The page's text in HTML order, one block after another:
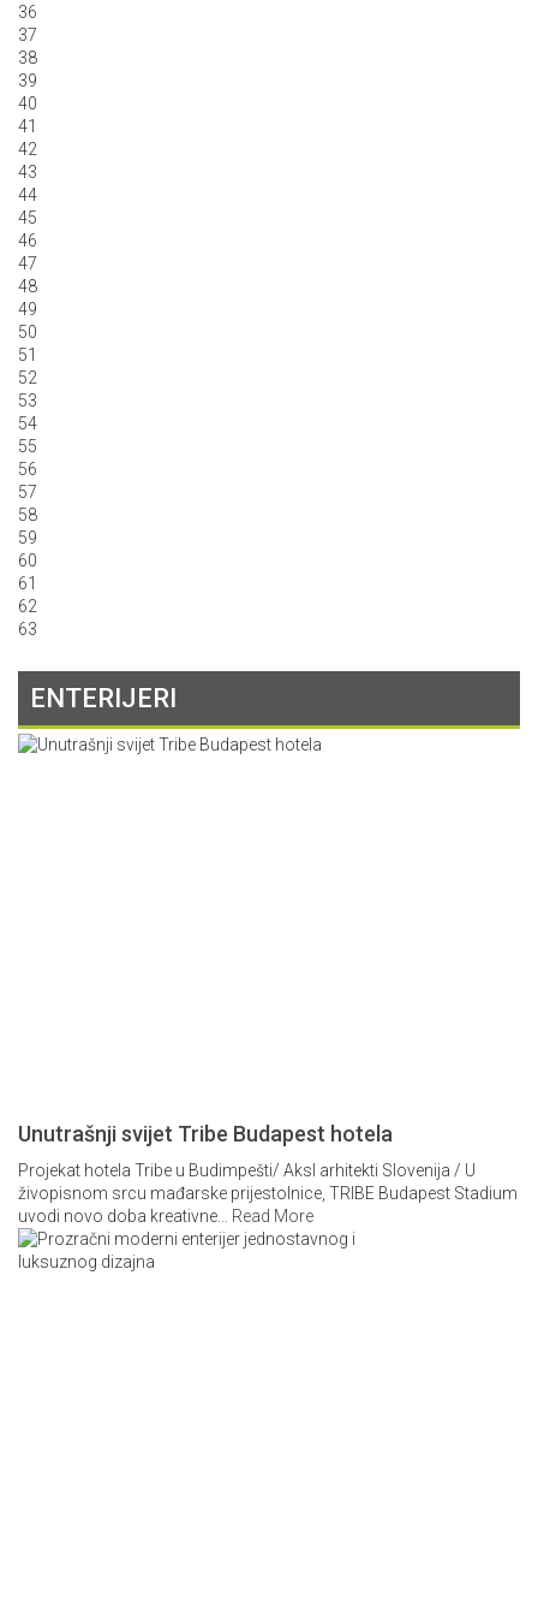
36
37
38
39
40
41
42
43
44
45
46
47
48
49
50
51
52
53
54
55
56
57
58
59
60
61
62
63
ENTERIJERI
Unutrašnji svijet Tribe Budapest hotela
Projekat hotela Tribe u Budimpešti/ Aksl arhitekti Slovenija / U
živopisnom srcu mađarske prijestolnice, TRIBE Budapest Stadium
uvodi novo doba kreativne
Read More